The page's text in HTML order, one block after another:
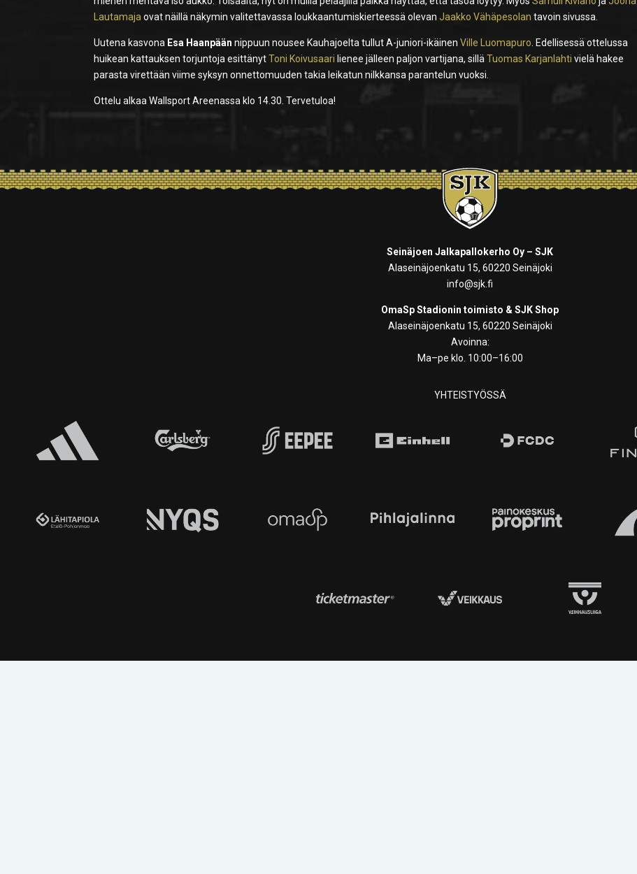
Lautamajaovat näillä näkymin valitettavassa loukkaantumiskierteessä olevanJaakko Vähäpesolan tavoin sivussa.
Uutena kasvona Esa Haanpään nippuun nousee Kauhajoelta tullut A-juniori-ikäinenVille Luomapuro. Edellisessä ottelussa
huikean kattauksen torjuntoja esittänyt Toni Koivusaari lienee jälleen paljon vartijana, silläTuomas Karjanlahti vielä hakee
parasta virettään viime syksyn onnettomuuden takia leikatun nilkkansa parantelun vuoksi.
Ottelu alkaa Wallsport Areenassa klo 14.30. Tervetuloa!
Seinäjoen Jalkapallokerho Oy – SJK
Alaseinäjoenkatu 15, 60220 Seinäjoki
info@sjk.fi
OmaSp Stadionin toimisto & SJK Shop
Alaseinäjoenkatu 15, 60220 Seinäjoki
Avoinna:
Ma–pe klo. 10:00–16:00
YHTEISTYÖSSÄ